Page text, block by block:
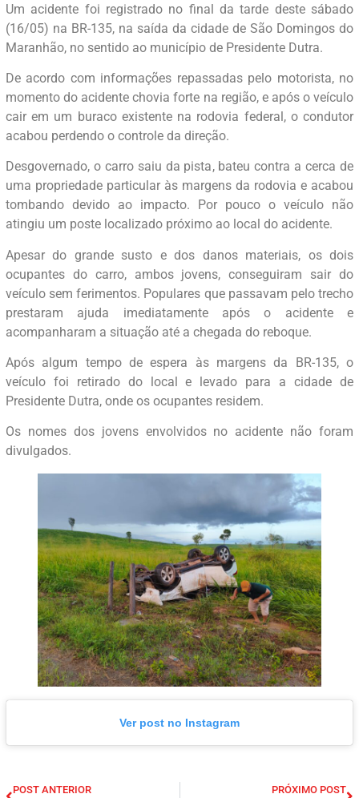
Um acidente foi registrado no final da tarde deste sábado
(16/05) na BR-135, na saída da cidade de São Domingos do
Maranhão, no sentido ao município de Presidente Dutra.
De acordo com informações repassadas pelo motorista, no
momento do acidente chovia forte na região, e após o veículo
cair em um buraco existente na rodovia federal, o condutor
acabou perdendo o controle da direção.
Desgovernado, o carro saiu da pista, bateu contra a cerca de
uma propriedade particular às margens da rodovia e acabou
tombando devido ao impacto. Por pouco o veículo não
atingiu um poste localizado próximo ao local do acidente.
Apesar do grande susto e dos danos materiais, os dois
ocupantes do carro, ambos jovens, conseguiram sair do
veículo sem ferimentos. Populares que passavam pelo trecho
prestaram ajuda imediatamente após o acidente e
acompanharam a situação até a chegada do reboque.
Após algum tempo de espera às margens da BR-135, o
veículo foi retirado do local e levado para a cidade de
Presidente Dutra, onde os ocupantes residem.
Os nomes dos jovens envolvidos no acidente não foram
divulgados.
Ver post no Instagram
POST ANTERIOR PRÓXIMO POST